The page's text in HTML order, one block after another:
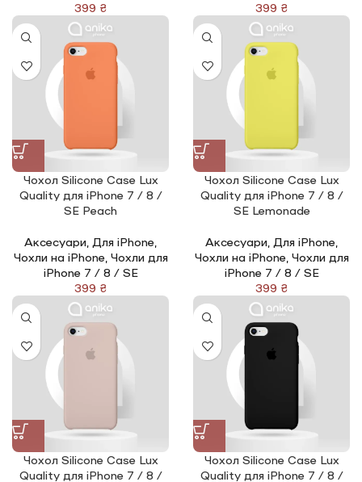
₴
₴
Чохол Silicone Сase Lux
Quality для iPhone 7 / 8 /
SE Peach
Аксесуари Для iPhone
Чохли на iPhone, Чохли для
iPhone 7 / 8 / SE
₴
Чохол Silicone Сase Lux
Quality для iPhone 7 / 8 /
SE Lemonade
Аксесуари Для iPhone
Чохли на iPhone, Чохли для
iPhone 7 / 8 / SE
₴
Чохол Silicone Сase Lux
Quality для iPhone 7 / 8 /
Чохол Silicone Сase Lux
Quality для iPhone 7 / 8 /